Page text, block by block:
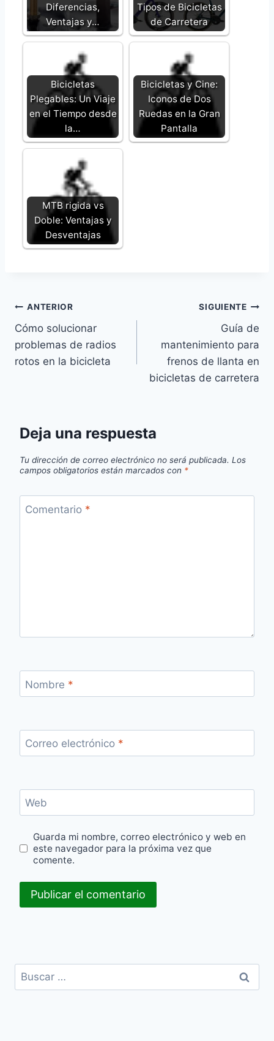
Diferencias,
Ventajas y…
Tipos de Bicicletas
de Carretera
Bicicletas
Plegables: Un Viaje
en el Tiempo desde
la…
Bicicletas y Cine:
Iconos de Dos
Ruedas en la Gran
Pantalla
MTB rigida vs
Doble: Ventajas y
Desventajas
Navegación
de
entradas
ANTERIOR
Cómo solucionar
problemas de radios
rotos en la bicicleta
SIGUIENTE
Guía de
mantenimiento para
frenos de llanta en
bicicletas de carretera
Deja una respuesta
Tu dirección de correo electrónico no será publicada. Los
campos obligatorios están marcados con *
Comentario *
Nombre *
Correo electrónico *
Web
Guarda mi nombre, correo electrónico y web en
este navegador para la próxima vez que
comente.
Buscar: